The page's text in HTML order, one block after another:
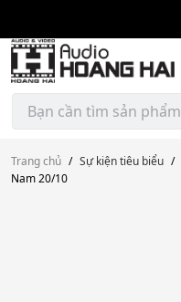
content
Tìm
kiếm:
Trang chủ / Sự kiện tiêu biểu /
Nam 20/10